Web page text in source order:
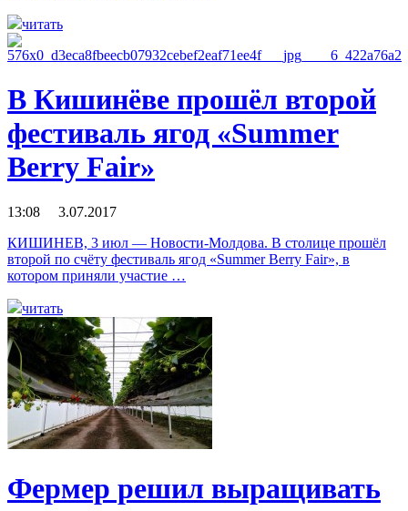
читать
В Кишинёве прошёл второй
фестиваль ягод «Summer
Berry Fair»
13:08 3.07.2017
КИШИНЕВ, 3 июл — Новости-Молдова. В столице прошёл
второй по счёту фестиваль ягод «Summer Berry Fair», в
котором приняли участие …
читать
Фермер решил выращивать